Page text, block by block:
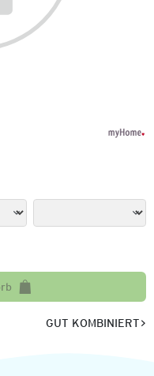
GUT KOMBINIERT